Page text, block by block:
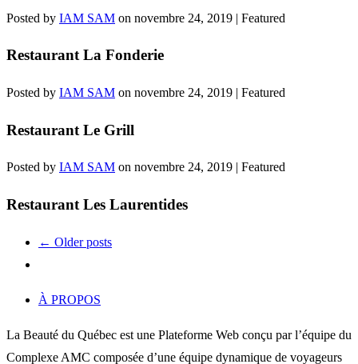
Posted by IAM SAM on novembre 24, 2019 | Featured
Restaurant La Fonderie
Posted by IAM SAM on novembre 24, 2019 | Featured
Restaurant Le Grill
Posted by IAM SAM on novembre 24, 2019 | Featured
Restaurant Les Laurentides
← Older posts
À PROPOS
La Beauté du Québec est une Plateforme Web conçu par l’équipe du
Complexe AMC composée d’une équipe dynamique de voyageurs